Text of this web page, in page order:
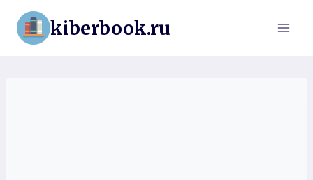
Перейти
содержимому
kiberbook.ru